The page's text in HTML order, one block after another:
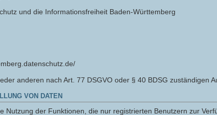
und die Informationsfreiheit Baden-Württemberg
anderen nach Art. 77 DSGVO oder § 40 BDSG zuständigen
VON DATEN
Nutzung der Funktionen, die nur registrierten Benutzern zur